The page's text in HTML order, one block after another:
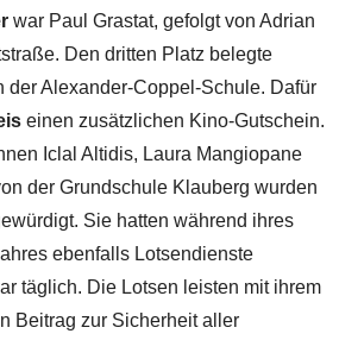
war Paul Grastat, gefolgt von Adrian
Den dritten Platz belegte
der Alexander-Coppel-Schule. Dafür
einen zusätzlichen Kino-Gutschein.
Iclal Altidis, Laura Mangiopane
der Grundschule Klauberg wurden
Sie hatten während ihres
ebenfalls Lotsendienste
täglich. Die Lotsen leisten mit ihrem
Beitrag zur Sicherheit aller